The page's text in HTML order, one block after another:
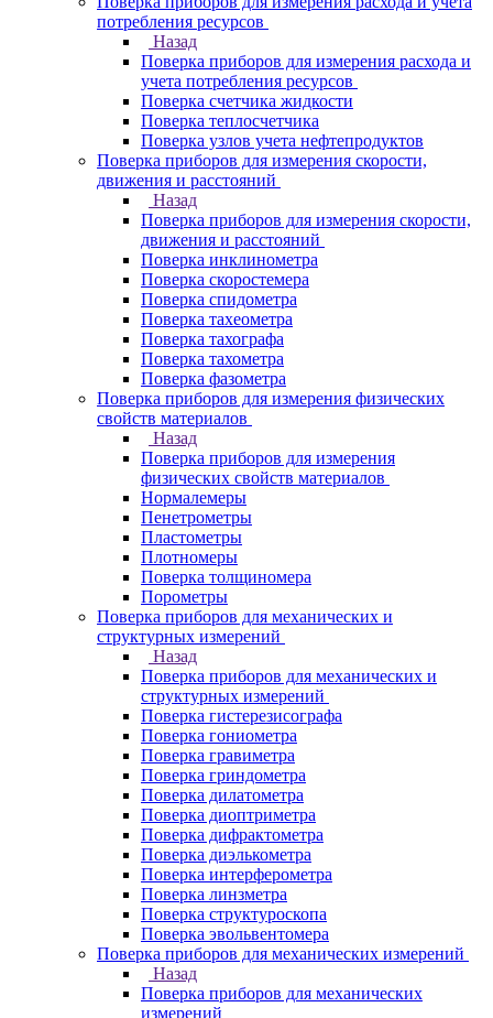
потребления ресурсов
Назад
Поверка приборов для измерения расхода и
учета потребления ресурсов
Поверка счетчика жидкости
Поверка теплосчетчика
Поверка узлов учета нефтепродуктов
Поверка приборов для измерения скорости,
движения и расстояний
Назад
Поверка приборов для измерения скорости,
движения и расстояний
Поверка инклинометра
Поверка скоростемера
Поверка спидометра
Поверка тахеометра
Поверка тахографа
Поверка тахометра
Поверка фазометра
Поверка приборов для измерения физических
свойств материалов
Назад
Поверка приборов для измерения
физических свойств материалов
Нормалемеры
Пенетрометры
Пластометры
Плотномеры
Поверка толщиномера
Порометры
Поверка приборов для механических и
структурных измерений
Назад
Поверка приборов для механических и
структурных измерений
Поверка гистерезисографа
Поверка гониометра
Поверка гравиметра
Поверка гриндометра
Поверка дилатометра
Поверка диоптриметра
Поверка дифрактометра
Поверка диэлькометра
Поверка интерферометра
Поверка линзметра
Поверка структуроскопа
Поверка эвольвентомера
Поверка приборов для механических измерений
Назад
Поверка приборов для механических
измерений